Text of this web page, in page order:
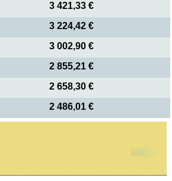
3 421,33 €
3 224,42 €
3 002,90 €
2 855,21 €
2 658,30 €
2 486,01 €